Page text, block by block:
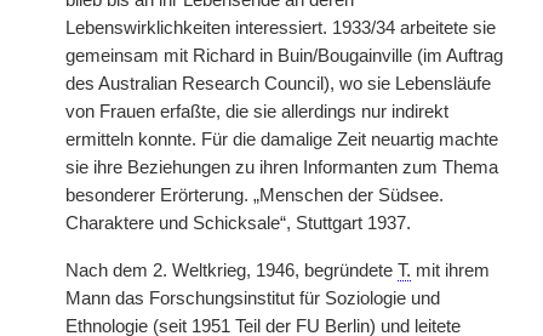
Lebenswirklichkeiten interessiert. 1933/34 arbeitete sie
gemeinsam mit Richard in Buin/Bougainville (im Auftrag
des Australian Research Council), wo sie Lebensläufe
von Frauen erfaßte, die sie allerdings nur indirekt
ermitteln konnte. Für die damalige Zeit neuartig machte
sie ihre Beziehungen zu ihren Informanten zum Thema
besonderer Erörterung. „Menschen der Südsee.
Charaktere und Schicksale“, Stuttgart 1937.
Nach dem 2. Weltkrieg, 1946, begründete T. mit ihrem
Mann das Forschungsinstitut für Soziologie und
Ethnologie (seit 1951 Teil der FU Berlin) und leitete